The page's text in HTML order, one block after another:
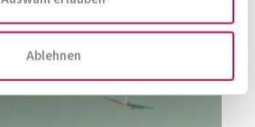
Ablehnen